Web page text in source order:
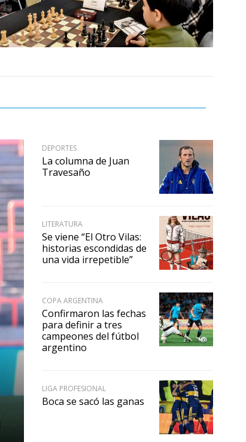
DEPORTES
La columna de Juan
Travesaño
LITERATURA
Se viene “El Otro Vilas:
historias escondidas de
una vida irrepetible”
COPA ARGENTINA
Confirmaron las fechas
para definir a tres
campeones del fútbol
argentino
LIGA PROFESIONAL
Boca se sacó las ganas